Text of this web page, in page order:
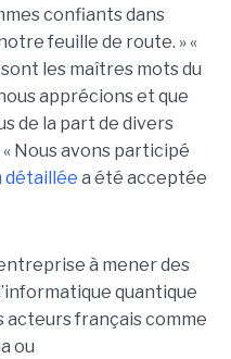
confiants dans
feuille de route. »«
les maîtres mots du
apprécions et que
de la part de divers
« Nous avons participé
a été acceptée
à mener des
quantique
acteurs français comme
ou